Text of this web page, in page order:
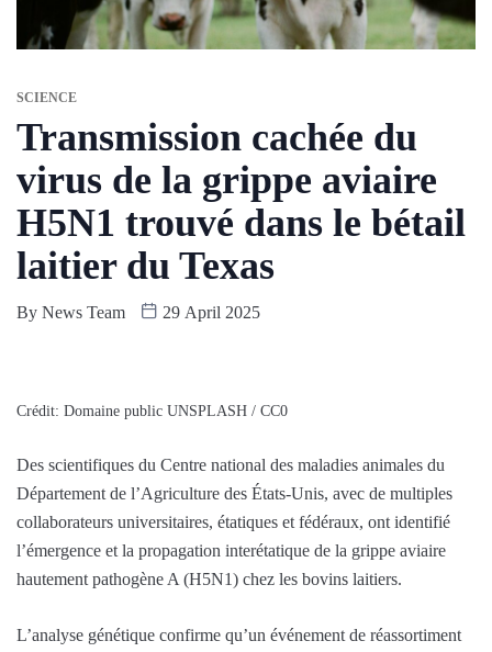
SCIENCE
Transmission cachée du
virus de la grippe aviaire
H5N1 trouvé dans le bétail
laitier du Texas
By News Team 29 April 2025
Crédit: Domaine public UNSPLASH / CC0
Des scientifiques du Centre national des maladies animales du
Département de l’Agriculture des États-Unis, avec de multiples
collaborateurs universitaires, étatiques et fédéraux, ont identifié
l’émergence et la propagation interétatique de la grippe aviaire
hautement pathogène A (H5N1) chez les bovins laitiers.
L’analyse génétique confirme qu’un événement de réassortiment